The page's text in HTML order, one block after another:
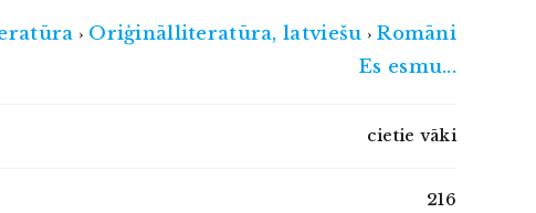
› Oriģinālliteratūra, latviešu ›Romāni
Es esmu...
cietie vāki
216